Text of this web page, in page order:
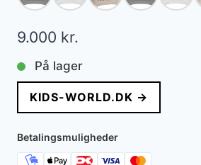
9.000 kr.
På lager
KIDS-WORLD.DK →
Betalingsmuligheder